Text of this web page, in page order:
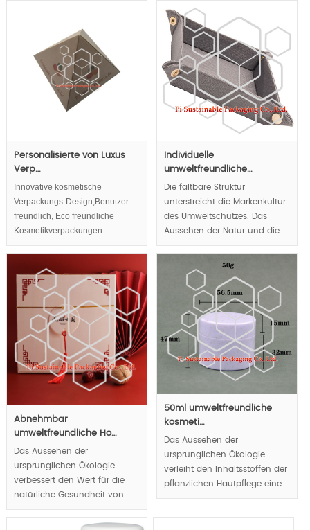
widerspiegeln, Luxus und
natürliches Aussehen führen
Luxus-Verpackungstrends.
MOQ:1000pcs.
hölzerne Kosmetikverpackungen
Personalisierte von Luxus
Verp…
Innovative kosmetische
Verpackungs-Design,Benutzer
freundlich, Eco freundliche
Kosmetikverpackungen
prüfen,Luxus-Kosmetik-
in kosmetische
Verpackungen,Pyramidenform
Marketing-Fähigkeit dramatisch
verbessern.
Individuelle
umweltfreundliche…
Die faltbare Struktur
unterstreicht die Markenkultur
des Umweltschutzes. Das
Aussehen der Natur und die
ursprüngliche Ökologie
natürlichen Gesundheit der
Öffentlichkeit.
MOQ:1000pcs;
Abnehmbar
umweltfreundliche Ho…
Das Aussehen der
ursprünglichen Ökologie
verbessert den Wert für die
natürliche Gesundheit von
köstlichem Essen. Die
biologisch abbaubaren
50ml umweltfreundliche
kosmeti…
Das Aussehen der
ursprünglichen Ökologie
verleiht den Inhaltsstoffen der
pflanzlichen Hautpflege eine
natürliche und gesunde